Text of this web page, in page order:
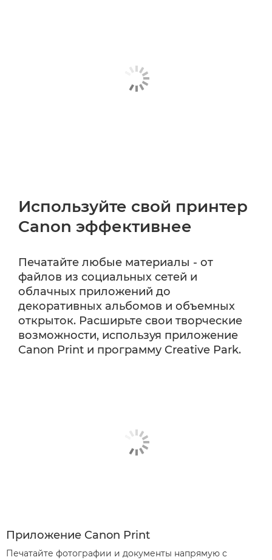
Используйте свой принтер
Canon эффективнее
Печатайте любые материалы - от
файлов из социальных сетей и
облачных приложений до
декоративных альбомов и объемных
открыток. Расширьте свои творческие
возможности, используя приложение
Canon Print и программу Creative Park.
Приложение Canon Print
Печатайте фотографии и документы напрямую с